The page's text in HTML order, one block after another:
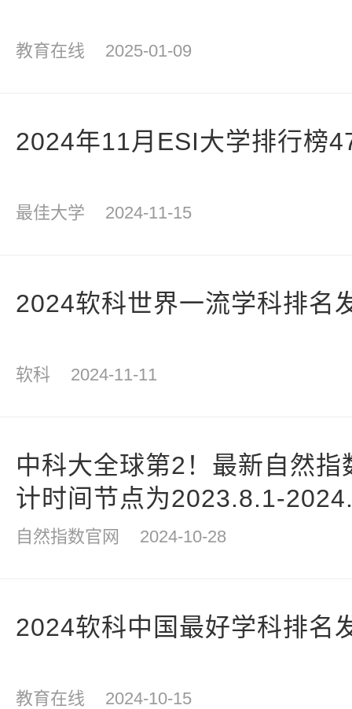
教育在线 2025-01-09
2024年11月ESI大学排行榜
最佳大学 2024-11-15
2024软科世界一流学科排名
软科 2024-11-11
中科大全球第2！最新自然
计时间节点为2023.8.1-
自然指数官网 2024-10-28
2024软科中国最好学科排名
教育在线 2024-10-15